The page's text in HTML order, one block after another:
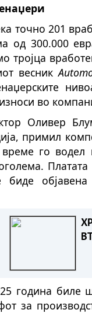
точно 201
од 300.000
тројца
весник
во
Оливер
примил
го водел
година биле
за